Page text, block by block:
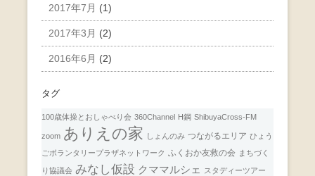
2017年7月 (1)
2017年3月 (2)
2016年6月 (2)
タグ
100歳体操とおしゃべり会 360Channel H鋼 ShibuyaCross-FM
zoom ありえの家 しょんのみ つながるエリア ひょう
ごボランタリープラザネットワーク ふくおか友救の会 まちづく
り協議会 みなし仮設 クママルシェ
スタディーツアー